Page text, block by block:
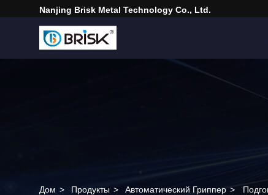
Nanjing Brisk Metal Technology Co., Ltd.
Дом > Продукты > Автоматический Гриппер >